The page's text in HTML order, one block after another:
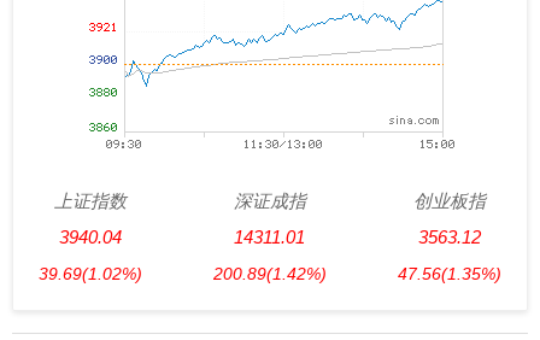
上证指数
3940.04
39.69(1.02%)
深证成指
14311.01
200.89(1.42%)
创业板指
3563.12
47.56(1.35%)